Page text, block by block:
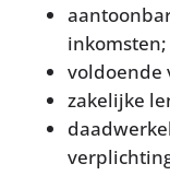
inkomsten;
voldoende
zakelijke